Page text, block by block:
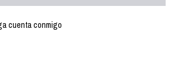
cuenta conmigo